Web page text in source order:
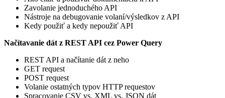
Zavolanie jednoduchého API
Nástroje na debugovanie volaní/výsledkov z API
Kedy použiť a kedy nepoužiť API
Načítavanie dát z REST API cez Power Query
REST API a načítanie dát z neho
GET request
POST request
Volanie ostatných typov HTTP requestov
Spracovanie CSV vs. XML vs. JSON dát